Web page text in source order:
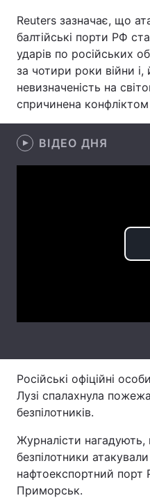
Цікавинки
Екологія
Лонгріди
Відео з Youtube
Тема оформлення
Reuters зазначає, що
балтійські порти РФ
ударів по російських
за чотири роки війни і,
невизначеність на
спричинена
ВІДЕО ДНЯ
Російські офіційні
Лузі спалахнула
безпілотників.
Журналісти
безпілотники
нафтоекспортний порт
Приморськ.